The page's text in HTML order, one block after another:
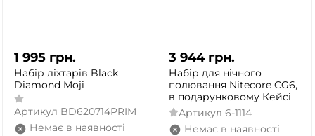
1 995 грн.
Набір ліхтарів Black
Diamond Moji
Артикул BD620714PRIM
Немає в наявності
3 944 грн.
Набір для нічного
полювання Nitecore CG6,
в подарунковому Кейсі
Артикул 6-1114
Немає в наявності